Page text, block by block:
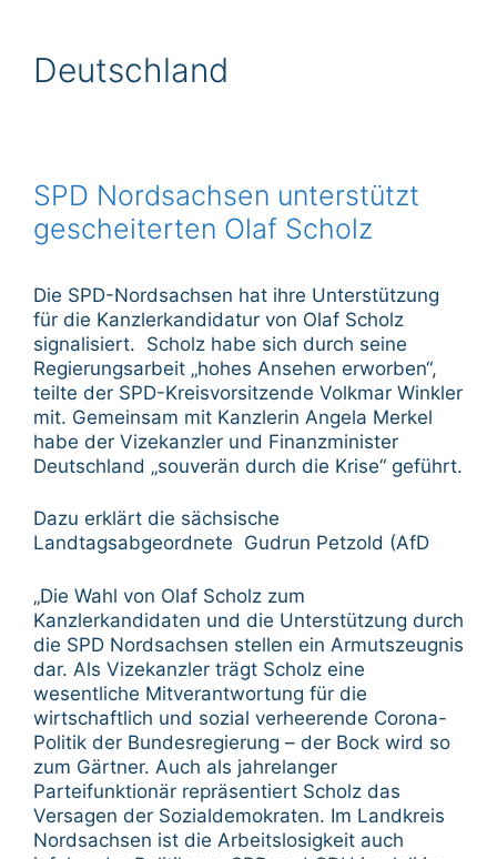
Deutschland
SPD Nordsachsen unterstützt
gescheiterten Olaf Scholz
Die SPD-Nordsachsen hat ihre Unterstützung
für die Kanzlerkandidatur von Olaf Scholz
signalisiert. Scholz habe sich durch seine
Regierungsarbeit „hohes Ansehen erworben“,
teilte der SPD-Kreisvorsitzende Volkmar Winkler
mit. Gemeinsam mit Kanzlerin Angela Merkel
habe der Vizekanzler und Finanzminister
Deutschland „souverän durch die Krise“ geführt.
Dazu erklärt die sächsische
Landtagsabgeordnete Gudrun Petzold (AfD
„Die Wahl von Olaf Scholz zum
Kanzlerkandidaten und die Unterstützung durch
die SPD Nordsachsen stellen ein Armutszeugnis
dar. Als Vizekanzler trägt Scholz eine
wesentliche Mitverantwortung für die
wirtschaftlich und sozial verheerende Corona-
Politik der Bundesregierung – der Bock wird so
zum Gärtner. Auch als jahrelanger
Parteifunktionär repräsentiert Scholz das
Versagen der Sozialdemokraten. Im Landkreis
Nordsachsen ist die Arbeitslosigkeit auch